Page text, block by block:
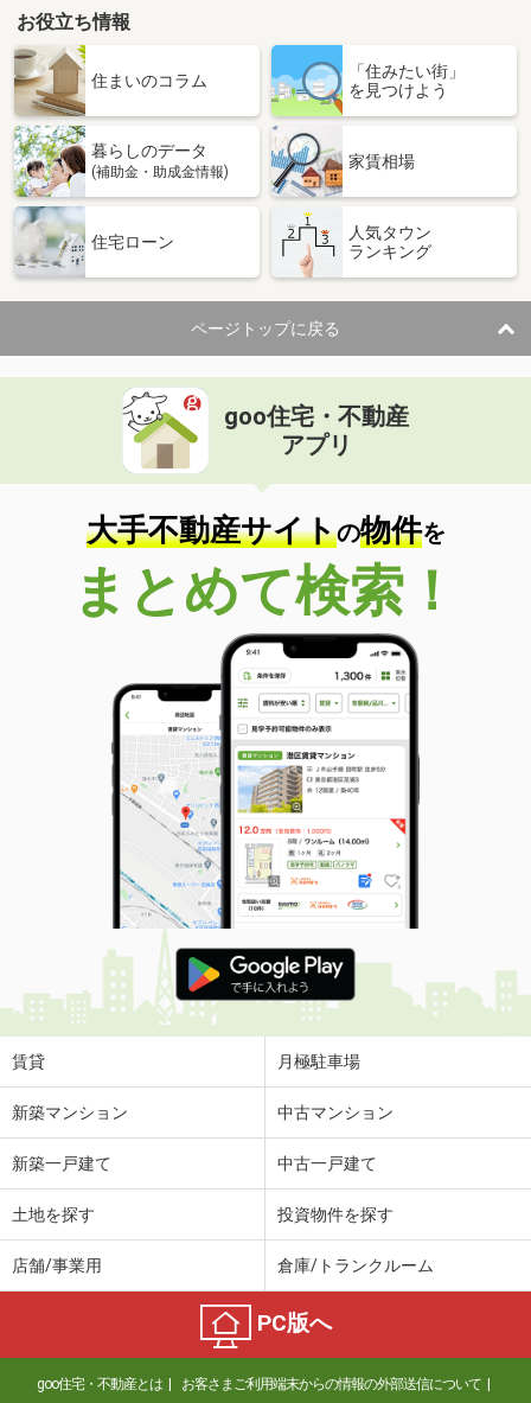
お役立ち情報
住まいのコラム
「住みたい街」
を見つけよう
暮らしのデータ
(補助金・助成金情報)
家賃相場
住宅ローン
人気タウン
ランキング
ページトップに戻る
goo住宅・不動産
アプリ
大手不動産サイトの物件を
まとめて検索！
賃貸 月極駐車場
新築マンション 中古マンション
新築一戸建て 中古一戸建て
土地を探す 投資物件を探す
店舗/事業用 倉庫/トランクルーム
PC版へ
goo住宅・不動産とは お客さまご利用端末からの情報の外部送信について